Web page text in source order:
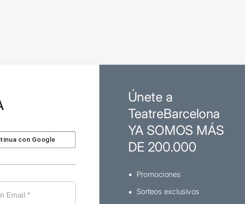
con Google
Únete a
TeatreBarcelona
YA SOMOS MÁS
DE 200.000
Promociones
Sorteos exclusivos